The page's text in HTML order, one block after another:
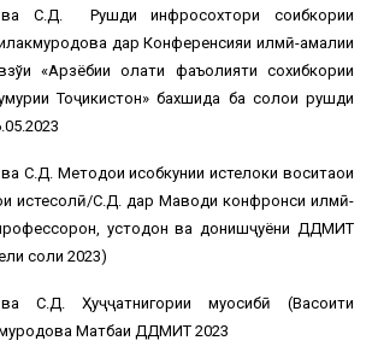
С.Д. Рушди инфросохтори соҳибкории
дар Конференсияи илмӣ-амалии
«Арзёбии ҳолати фаъолияти сохибкории
Тоҷикистон» бахшида ба солҳои рушди
С.Д. Методҳои ҳисобкунии истеҳлоки воситаҳои
истеҳсолӣ/С.Д. дар Маводи конфронси илмӣ-
профессорон, устодон ва донишҷуёни ДДМИТ
соли 2023)
С.Д. Ҳуҷҷатнигории муҳосибӣ (Васоити
Матбаи ДДМИТ 2023